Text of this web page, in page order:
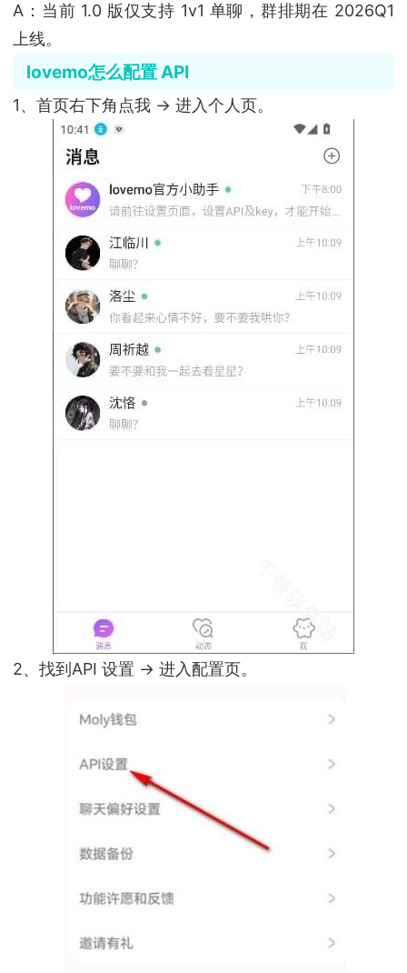
A：当前 1.0 版仅支持 1v1 单聊，群排期在 2026Q1
上线。
lovemo怎么配置 API
1、首页右下角点我 → 进入个人页。
2、找到API 设置 → 进入配置页。